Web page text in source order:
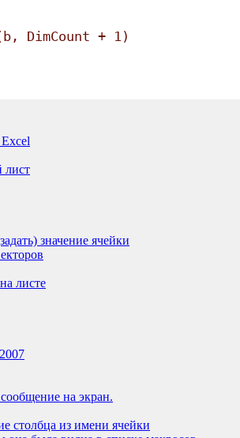
DimCount + 1)
лист
значение ячейки
листе
на экран.
столбца из имени ячейки